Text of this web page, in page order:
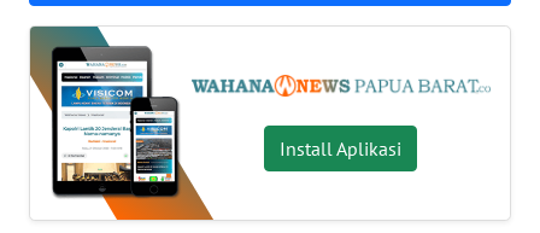
Install Aplikasi
WN
BANTEN
WN
NTT